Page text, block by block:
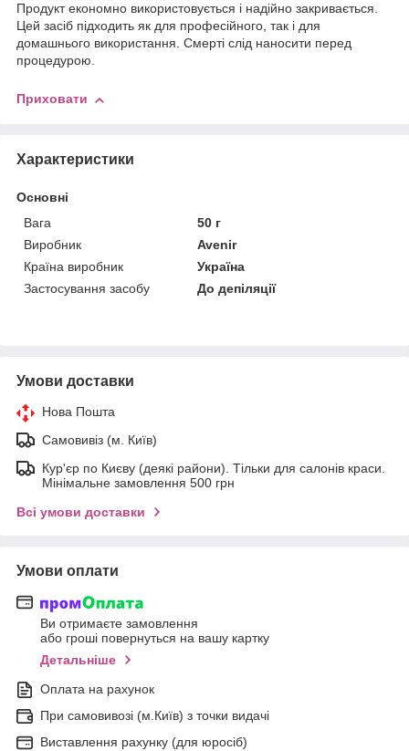
Продукт економно використовується і надійно закривається.
Цей засіб підходить як для професійного, так і для
домашнього використання. Смерті слід наносити перед
процедурою.
Приховати
Характеристики
Основні
Вага
50 г
Виробник
Avenir
Країна виробник
Україна
Застосування засобу
До депіляції
Умови доставки
Нова Пошта
Самовивіз (м. Київ)
Кур'єр по Києву (деякі райони). Тільки для салонів краси.
Мінімальне замовлення 500 грн
Всі умови доставки
Умови оплати
Ви отримаєте замовлення
або гроші повернуться на вашу картку
Детальніше
Оплата на рахунок
При самовивозі (м.Київ) з точки видачі
Виставлення рахунку (для юросіб)